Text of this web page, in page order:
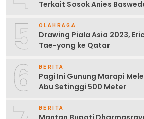
Terkait Sosok Anies
5 OLAHRAGA
Drawing Piala Asia 2023,
Tae-yong ke Qatar
6 BERITA
Pagi Ini Gunung Marapi
Abu Setinggi 500 Meter
BERITA